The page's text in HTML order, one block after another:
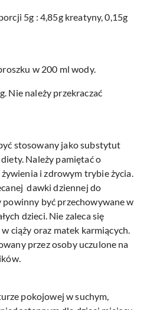
5g : 4,85g kreatyny, 0,15g
w 200 ml wody.
Nie należy przekraczać
stosowany jako substytut
Należy pamiętać o
i zdrowym trybie życia.
dawki dziennej do
być przechowywane w
dzieci. Nie zaleca się
ciąży oraz matek karmiących.
przez osoby uczulone na
pokojowej w suchym,